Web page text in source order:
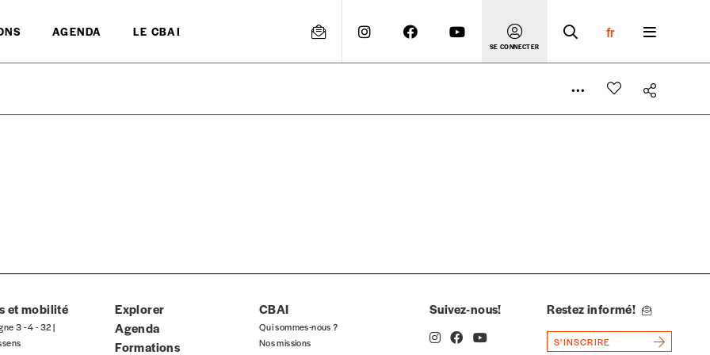
AGENDA LE CBAI
SE CONNECTER
fr
indicatif. De cette manière, vous soutenez le travail de l’équipe de rédaction selon vos moyens et vos motivations.
et mobilité
3 - 4 - 32 |
Explorer
Agenda
Formations
CBAI
Qui sommes-nous ?
Nos missions
Suivez-nous! Restez informé!
S'INSCRIRE